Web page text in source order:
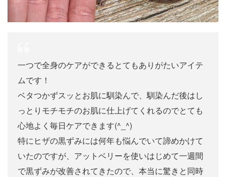
一つで全身のケアができるとてもありがたいアイテ
ムです！
ベタつかずスッとお肌に馴染んで、馴染んだ後はし
っとりモチモチのお肌に仕上げてくれるのでとても
心地よく毎日ケアできます(^_^)
特にヒザの黒ずみには何年も悩んでいて諦めかけて
いたのですが、アットベリーを使いはじめて一週間
で黒ずみが改善されてきたので、本当に驚きと同時